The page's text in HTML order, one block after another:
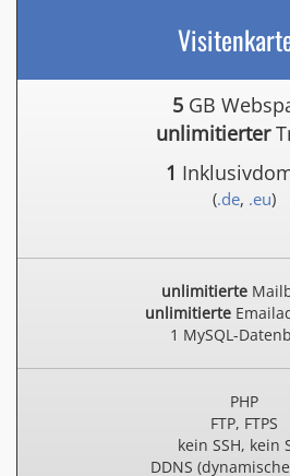
5 GB
unlimitierter
1
(.de, .eu)
unlimitierte
unlimitierte
1 MySQL-
PHP
FTP, FTPS
kein SSH, kein
DDNS